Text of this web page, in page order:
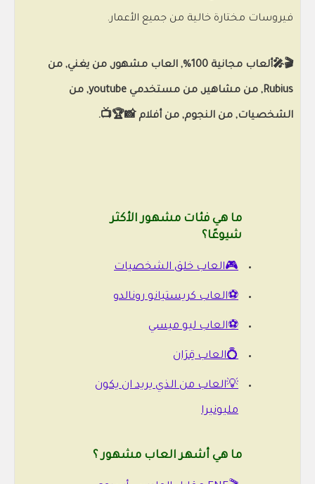
فيروسات مختارة خالية من جميع الأعمار.
🎬🎤ألعاب مجانية 100%, العاب مشهور, من يغني, من
Rubius, من مشاهير, من مستخدمي youtube, من
الشخصيات, من النجوم, من أفلام 📸🏆📺.
ما هي فئات مشهور الأكثر
شيوعًا؟
🎮العاب خلق الشخصيات
⚽العاب كريستيانو رونالدو
⚽العاب ليو ميسي
💍العاب قِرَان
💡العاب من الذي يريد ان يكون
مليونيرا
ما هي أشهر العاب مشهور ؟